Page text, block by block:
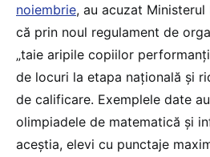
noiembrie, au acuzat
că prin noul regulament de
„taie aripile copiilor
de locuri la etapa națională și
de calificare. Exemplele date
olimpiadele de matematică și
aceștia, elevi cu punctaje